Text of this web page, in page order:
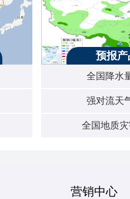
预报产
全国降水
强对流天
全国地质
营销中心